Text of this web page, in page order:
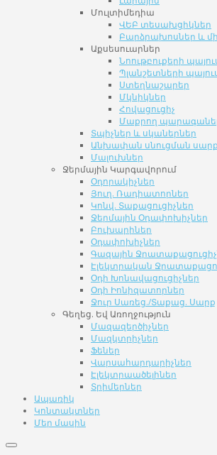
Մուլտիմեդիա
ՎԵԲ տեսախցիկներ
Բարձրախոսներ և
Աքսեսուարներ
Նոութբուքերի
Պլանշետների
Ստեղնաշարեր
Մկնիկներ
Հովացուցիչ
Մաքրող
Տպիչներ և սկաներներ
Անխափան սնուցման
Մալուխներ
Ջերմային Կարգավորում
Օդորակիչներ
Յուղ. Ռադիատորներ
Կոնվ. Տաքացուցիչներ
Ջերմային Օդափոխիչներ
Բուխարիներ
Օդափոխիչներ
Գազային
Էլեկտրական
Օդի Խոնավացուցիչներ
Օդի Իոնիզատորներ
Ջուր Սառեց./Տաքաց. Սարք
Գեղեց. Եվ Առողջություն
Մազազերծիչներ
Մազկտրիչներ
Ֆեներ
Վարսահարդարիչներ
Էլեկտրաածելիներ
Տրիմերներ
Ապառիկ
Կոնտակտներ
Մեր մասին